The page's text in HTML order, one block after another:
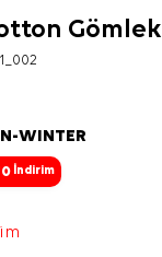
Gömlek
WINTER
İndirim